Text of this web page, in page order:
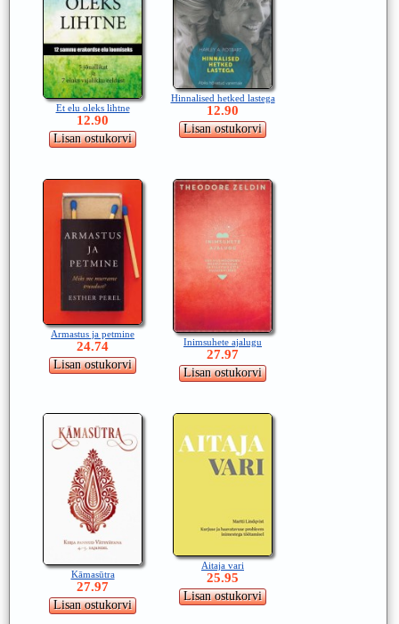
Et elu oleks lihtne
12.90
Hinnalised hetked lastega
12.90
Armastus ja petmine
24.74 Inimsuhete ajalugu
27.97
Kāmasūtra
27.97
Aitaja vari
25.95